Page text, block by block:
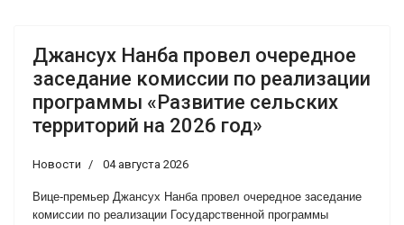
Джансух Нанба провел очередное
заседание комиссии по реализации
программы «Развитие сельских
территорий на 2026 год»
Новости 04 августа 2026
Вице-премьер Джансух Нанба провел очередное заседание
комиссии по реализации Государственной программы